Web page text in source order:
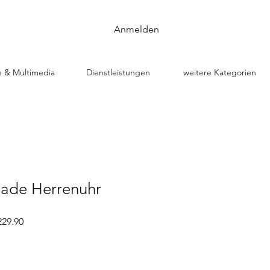
Anmelden
& Multimedia Dienstleistungen weitere Kategorien
Herrenuhr
Sale-